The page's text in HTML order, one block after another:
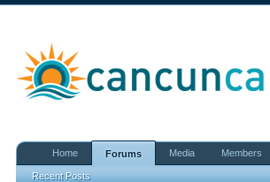
Home Forums
Recent Posts
Media Members